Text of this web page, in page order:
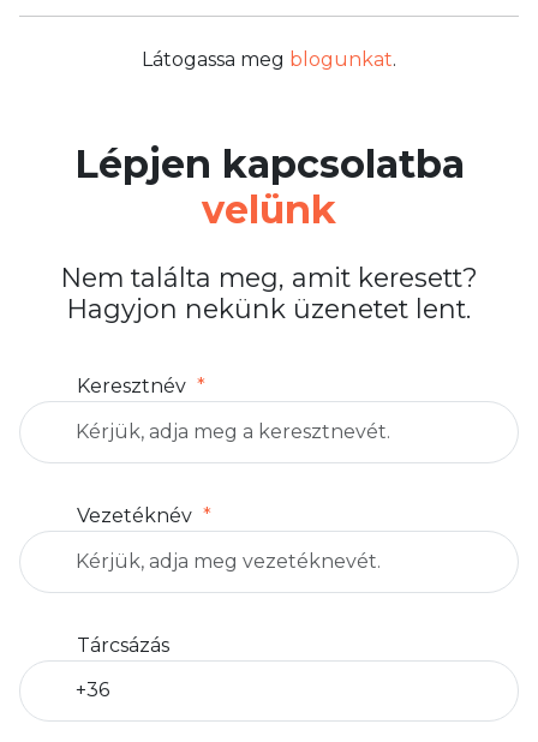
Látogassa meg blogunkat.
Lépjen kapcsolatba
velünk
Nem találta meg, amit keresett?
Hagyjon nekünk üzenetet lent.
Keresztnév
Vezetéknév
Tárcsázás